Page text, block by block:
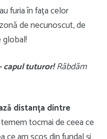
furia în fața celor
de necunoscut, de
capul tuturor!Răbdăm
distanța dintre
tocmai de ceea ce